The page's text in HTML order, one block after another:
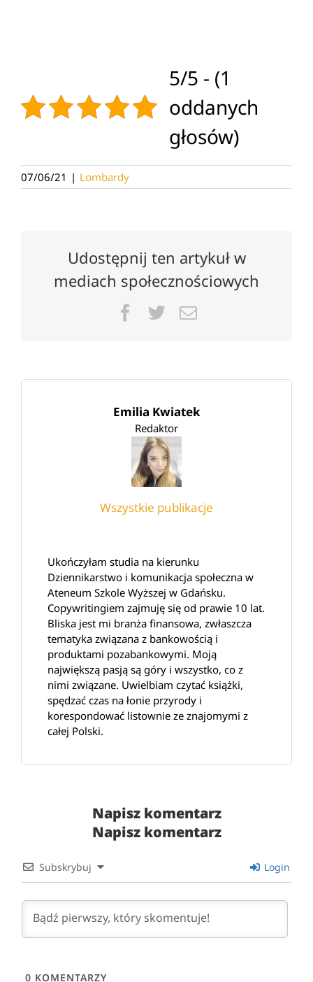
5/5 - (1
oddanych
głosów)
07/06/21 | Lombardy
Udostępnij ten artykuł w
mediach społecznościowych
Facebook
TwitterEmail
Emilia Kwiatek
Redaktor
Wszystkie publikacje
Ukończyłam studia na kierunku
Dziennikarstwo i komunikacja społeczna w
Ateneum Szkole Wyższej w Gdańsku.
Copywritingiem zajmuję się od prawie 10 lat.
Bliska jest mi branża finansowa, zwłaszcza
tematyka związana z bankowością i
produktami pozabankowymi. Moją
największą pasją są góry i wszystko, co z
nimi związane. Uwielbiam czytać książki,
spędzać czas na łonie przyrody i
korespondować listownie ze znajomymi z
całej Polski.
Napisz komentarz
Napisz komentarz
Subskrybuj Login
0 KOMENTARZY